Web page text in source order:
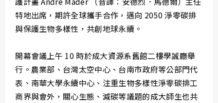
特地出席，期許全球攜手合作，邁向 2050 淨零碳排
與保護生物多樣性，共創地球永續。
開幕會議上午 10 時於成大資源系舊館二樓學誠廳舉
行。農業部、台灣太空中心、台南市政府等公部門代
表、南華大學永續中心、注重生物多樣性淨零碳排工
商界與會外，關心生態、減碳等議題的成大師生也共